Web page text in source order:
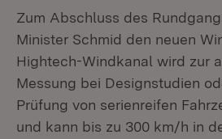
Zum Abschluss des
Minister Schmid den neuen
Hightech-Windkanal wird zur
Messung bei Designstudien
Prüfung von serienreifen
und kann bis zu 300 km/h in